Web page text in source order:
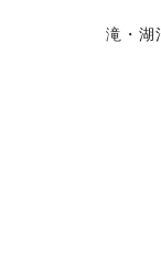
滝・湖